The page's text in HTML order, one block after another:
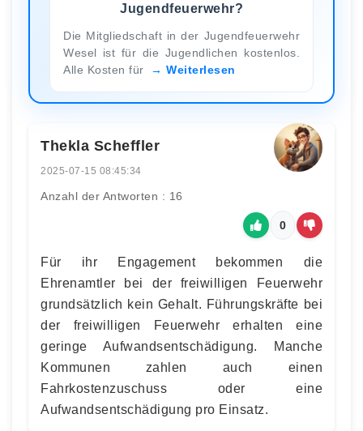
Jugendfeuerwehr?
Die Mitgliedschaft in der Jugendfeuerwehr
Wesel ist für die Jugendlichen kostenlos.
Alle Kosten für
Weiterlesen
Thekla Scheffler
2025-07-15 08:45:34
Anzahl der Antworten : 16
0
Für ihr Engagement bekommen die
Ehrenamtler bei der freiwilligen Feuerwehr
grundsätzlich kein Gehalt. Führungskräfte bei
der freiwilligen Feuerwehr erhalten eine
geringe Aufwandsentschädigung. Manche
Kommunen zahlen auch einen
Fahrkostenzuschuss oder eine
Aufwandsentschädigung pro Einsatz.